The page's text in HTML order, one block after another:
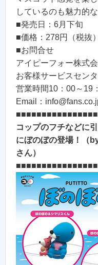
しているのも魅力的
■発売日：6月下旬
■価格：278円（税抜）
■お問合せ
アイピーフォー株式
お客様サービスセン
営業時間10：00～19
Email：
コップのフチなどに
にぼのぼの登場！（
さん）